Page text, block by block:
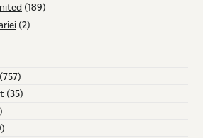
(189)
(2)
(757)
(35)